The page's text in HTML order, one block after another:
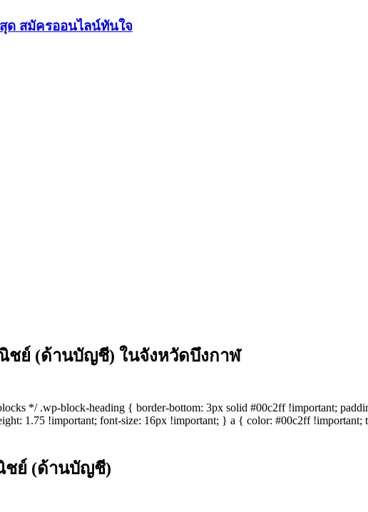
ด สมัครออนไลน์ทันใจ
ชย์ (ด้านบัญชี) ในจังหวัดบึงกาฬ
*/ .wp-block-heading { border-bottom: 3px solid #00c2ff !important;
1.75 !important; font-size: 16px !important; } a { color: #00c2ff
ชย์ (ด้านบัญชี)